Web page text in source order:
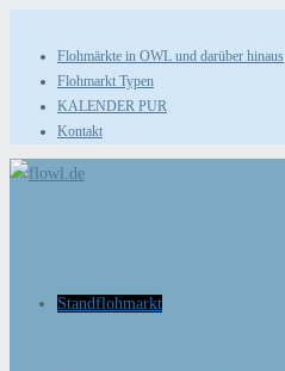
Inhalt
springen
Flohmärkte in OWL und darüber hinaus
Flohmarkt Typen
KALENDER PUR
Kontakt
Standflohmarkt